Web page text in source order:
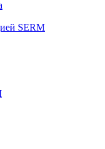
SERM